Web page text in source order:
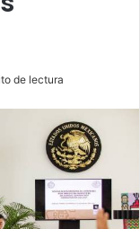
de lectura